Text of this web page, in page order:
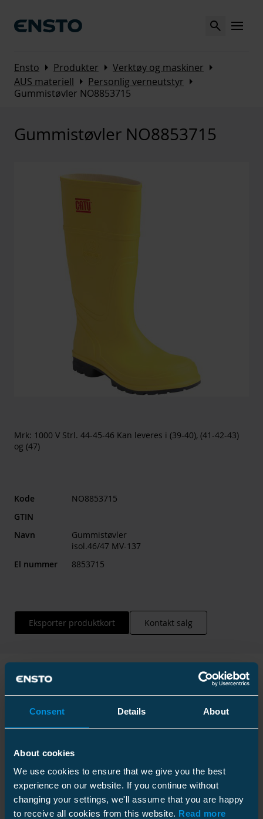
Consent Details About
About cookies
We use cookies to ensure that we give you the best
experience on our website. If you continue without
changing your settings, we'll assume that you are happy
to receive all cookies from this website. Read more
Search MENU
Ensto Arrow_right Produkter Arrow_right Verktøy og maskiner Arrow_right
AUS materiell Arrow_right Personlig verneutstyr Arrow_right
Gummistøvler NO8853715
Gummistøvler NO8853715
Mrk: 1000 V Strl. 44-45-46 Kan leveres i (39-40), (41-42-43)
og (47)
Kode
NO8853715
GTIN
Navn
Gummistøvler
isol.46/47 MV-137
El nummer
8853715
Eksporter produktkort Kontakt salg
Teknisk informasjon
Forpakning